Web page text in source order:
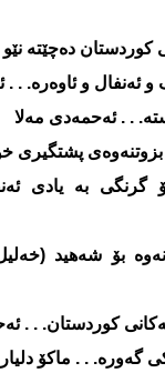
ده‌چێته‌ نێو
ئه‌نفال و ئاوه‌ره‌. . .
. . ئه‌حمه‌دی مه‌لا
پشتگیری
گرنگی به‌ یادی
بۆ شه‌هید
كوردستان. . .
گه‌وره‌. . . ماكۆ دلیار